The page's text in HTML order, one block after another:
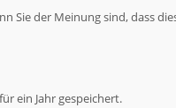
der Meinung sind, dass
ein Jahr gespeichert.